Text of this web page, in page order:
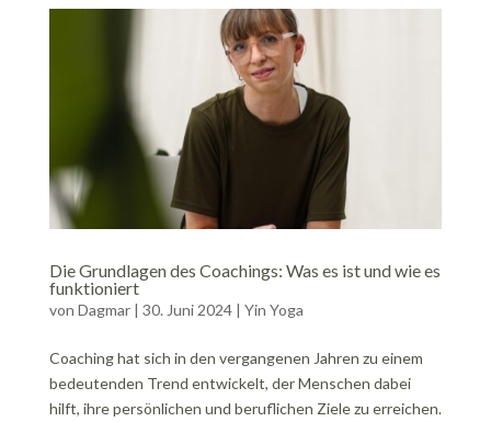
Die Grundlagen des Coachings: Was es ist und wie es
funktioniert
von Dagmar| 30. Juni 2024| Yin Yoga
Coaching hat sich in den vergangenen Jahren zu einem
bedeutenden Trend entwickelt, der Menschen dabei
hilft, ihre persönlichen und beruflichen Ziele zu erreichen.